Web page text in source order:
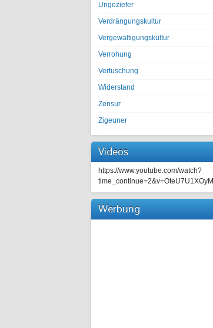
Ungeziefer
Verdrängungskultur
Vergewaltigungskultur
Verrohung
Vertuschung
Widerstand
Zensur
Zigeuner
Videos
https://www.youtube.com/watch?
time_continue=2&v=OteU7U1XOyM
Werbung